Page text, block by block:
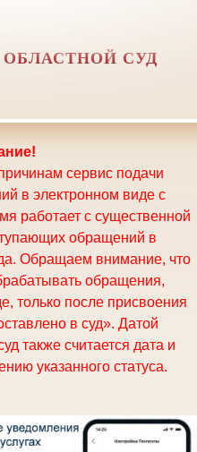
СУД
сервис подачи
в электронном виде с
работает с существенной
обращений в
Обращаем внимание, что
обращения,
только после присвоения
в суд». Датой
также считается дата и
указанного статуса.